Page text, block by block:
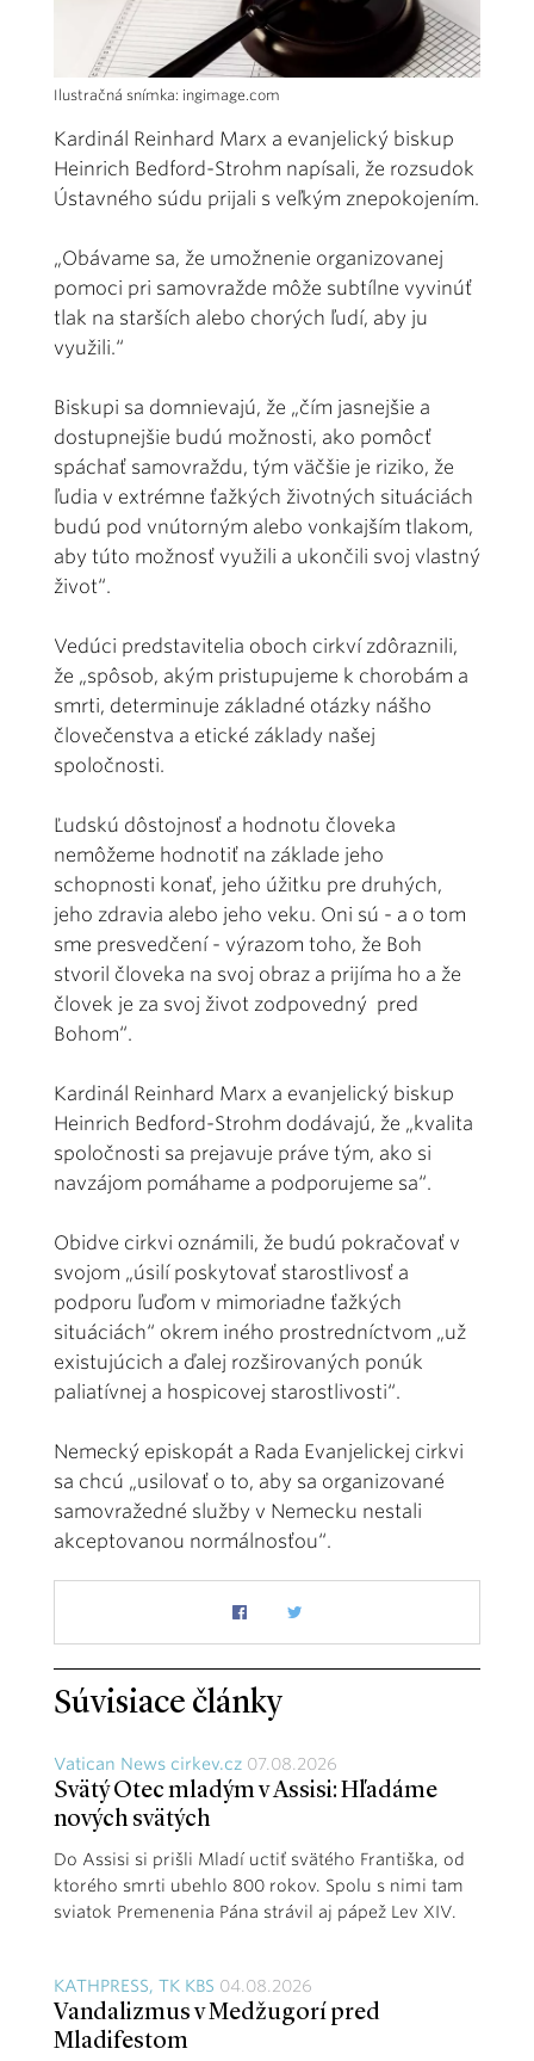
Ilustračná snímka: ingimage.com
Kardinál Reinhard Marx a evanjelický biskup
Heinrich Bedford-Strohm napísali, že rozsudok
Ústavného súdu prijali s veľkým znepokojením.
„Obávame sa, že umožnenie organizovanej
pomoci pri samovražde môže subtílne vyvinúť
tlak na starších alebo chorých ľudí, aby ju
využili.“
Biskupi sa domnievajú, že „čím jasnejšie a
dostupnejšie budú možnosti, ako pomôcť
spáchať samovraždu, tým väčšie je riziko, že
ľudia v extrémne ťažkých životných situáciách
budú pod vnútorným alebo vonkajším tlakom,
aby túto možnosť využili a ukončili svoj vlastný
život“.
Vedúci predstavitelia oboch cirkví zdôraznili,
že „spôsob, akým pristupujeme k chorobám a
smrti, determinuje základné otázky nášho
človečenstva a etické základy našej
spoločnosti.
Ľudskú dôstojnosť a hodnotu človeka
nemôžeme hodnotiť na základe jeho
schopnosti konať, jeho úžitku pre druhých,
jeho zdravia alebo jeho veku. Oni sú - a o tom
sme presvedčení - výrazom toho, že Boh
stvoril človeka na svoj obraz a prijíma ho a že
človek je za svoj život zodpovedný pred
Bohom“.
Kardinál Reinhard Marx a evanjelický biskup
Heinrich Bedford-Strohm dodávajú, že „kvalita
spoločnosti sa prejavuje práve tým, ako si
navzájom pomáhame a podporujeme sa“.
Obidve cirkvi oznámili, že budú pokračovať v
svojom „úsilí poskytovať starostlivosť a
podporu ľuďom v mimoriadne ťažkých
situáciách“ okrem iného prostredníctvom „už
existujúcich a ďalej rozširovaných ponúk
paliatívnej a hospicovej starostlivosti“.
Nemecký episkopát a Rada Evanjelickej cirkvi
sa chcú „usilovať o to, aby sa organizované
samovražedné služby v Nemecku nestali
akceptovanou normálnosťou“.
Súvisiace články
Vatican News cirkev.cz 07.08.2026
Svätý Otec mladým v Assisi: Hľadáme
nových svätých
Do Assisi si prišli Mladí uctiť svätého Františka, od
ktorého smrti ubehlo 800 rokov. Spolu s nimi tam
sviatok Premenenia Pána strávil aj pápež Lev XIV.
KATHPRESS, TK KBS 04.08.2026
Vandalizmus v Medžugorí pred
Mladifestom